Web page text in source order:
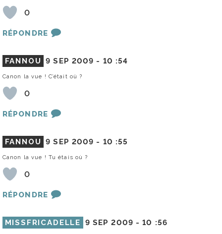
0
RÉPONDRE
FANNOU 9 SEP 2009 - 10 :54
Canon la vue ! C’était où ?
0
RÉPONDRE
FANNOU 9 SEP 2009 - 10 :55
Canon la vue ! Tu étais où ?
0
RÉPONDRE
MISSFRICADELLE 9 SEP 2009 -10 :56